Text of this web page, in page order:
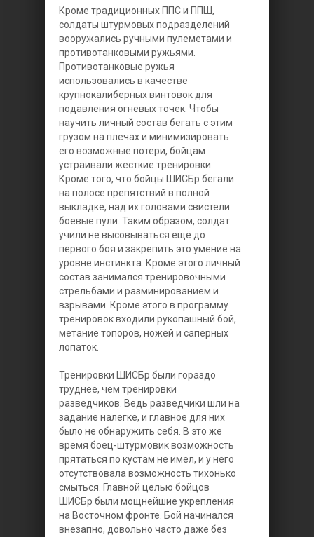
Кроме традиционных ППС и ППШ,
солдаты штурмовых подразделений
вооружались ручными пулеметами и
противотанковыми ружьями.
Противотанковые ружья
использовались в качестве
крупнокалиберных винтовок для
подавления огневых точек. Чтобы
научить личный состав бегать с этим
грузом на плечах и минимизировать
его возможные потери, бойцам
устраивали жесткие тренировки.
Кроме того, что бойцы ШИСБр бегали
на полосе препятствий в полной
выкладке, над их головами свистели
боевые пули. Таким образом, солдат
учили не высовываться ещё до
первого боя и закрепить это умение на
уровне инстинкта. Кроме этого личный
состав занимался тренировочными
стрельбами и разминированием и
взрывами. Кроме этого в программу
тренировок входили рукопашный бой,
метание топоров, ножей и саперных
лопаток.
Тренировки ШИСБр были гораздо
труднее, чем тренировки
разведчиков. Ведь разведчики шли на
задание налегке, и главное для них
было не обнаружить себя. В это же
время боец-штурмовик возможность
прятаться по кустам не имел, и у него
отсутствовала возможность тихонько
смыться. Главной целью бойцов
ШИСБр были мощнейшие укрепления
на Восточном фронте. Бой начинался
внезапно, довольно часто даже без